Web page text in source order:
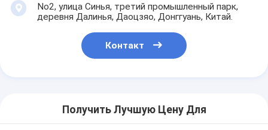
No2, улица Синья, третий промышленный парк,
деревня Далинья, Даоцзяо, Донггуань, Китай.
Контакт
Получить Лучшую Цену Для